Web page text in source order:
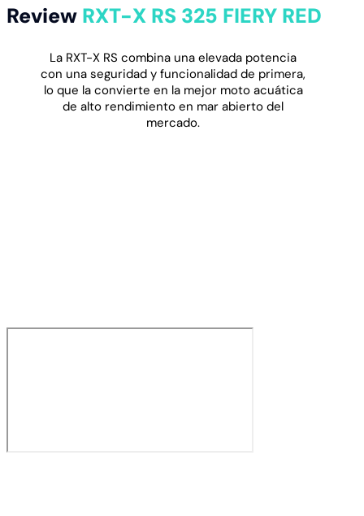
Review RXT-X RS 325 FIERY RED
La RXT-X RS combina una elevada potencia
con una seguridad y funcionalidad de primera,
lo que la convierte en la mejor moto acuática
de alto rendimiento en mar abierto del
mercado.